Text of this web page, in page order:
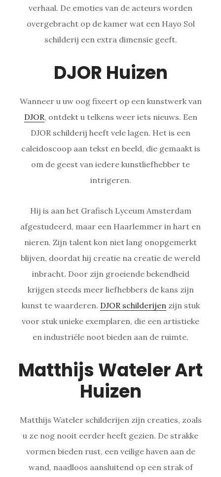
verhaal. De emoties van de acteurs worden
overgebracht op de kamer wat een Hayo Sol
schilderij een extra dimensie geeft.
DJOR Huizen
Wanneer u uw oog fixeert op een kunstwerk van
DJOR, ontdekt u telkens weer iets nieuws. Een
DJOR schilderij heeft vele lagen. Het is een
caleidoscoop aan tekst en beeld, die gemaakt is
om de geest van iedere kunstliefhebber te
intrigeren.
Hij is aan het Grafisch Lyceum Amsterdam
afgestudeerd, maar een Haarlemmer in hart en
nieren. Zijn talent kon niet lang onopgemerkt
blijven, doordat hij creatie na creatie de wereld
inbracht. Door zijn groeiende bekendheid
krijgen steeds meer liefhebbers de kans zijn
kunst te waarderen. DJOR schilderijen zijn stuk
voor stuk unieke exemplaren, die een artistieke
en industriële noot bieden aan de ruimte.
Matthijs Wateler Art
Huizen
Matthijs Wateler schilderijen zijn creaties, zoals
u ze nog nooit eerder heeft gezien. De strakke
vormen bieden rust, een veilige haven aan de
wand, naadloos aansluitend op een strak of